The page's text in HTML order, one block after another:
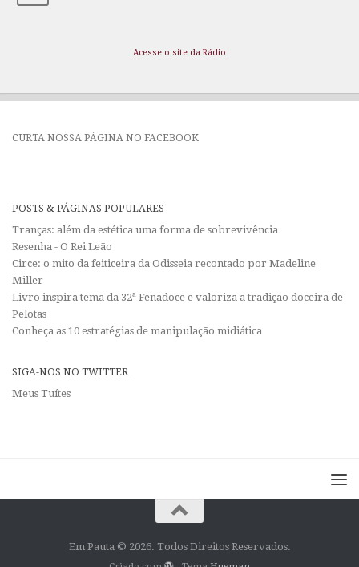
Acesse o site da Rádio
CURTA NOSSA PÁGINA NO FACEBOOK
POSTS & PÁGINAS POPULARES
Tranças: além da estética uma forma de sobrevivência
Resenha - O Rei Leão
Circe: o mito da feiticeira da Odisseia recontado por Madeline
Miller
Livro inspira tema da 32ª Fenadoce e valoriza a tradição doceira de
Pelotas
Conheça as 10 estratégias de manipulação midiática
SIGA-NOS NO TWITTER
Meus Tuítes
Em Pauta © 2026. Todos Direitos Reservados.